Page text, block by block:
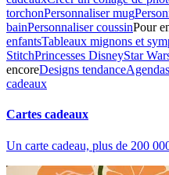
torchonPersonnaliser mug
bainPersonnaliser coussinPour
enfantsTableaux mignons et
StitchPrincesses DisneyStar
encoreDesigns tendance
cadeaux
Cartes cadeaux
Un carte cadeau, plus de 200